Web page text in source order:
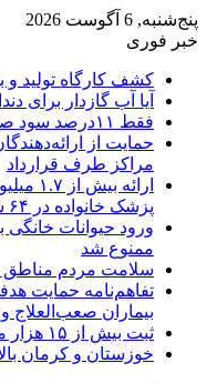
پنج‌شنبه, 6 آگوست 2026
خبر فوری
کشف کارگاه تولید و
آیا آب گازدار برای
فقط ۱۱‌درصد سود صنعت دارو تبدیل به نقدینگی شده است
حمایت از
مراکز طرف قرارداد
ارائه
پزشک خانواده در ۶۴ شهرستان
ورود حیوانات خانگی
ممنوع شد
سلامت مردم
تفاهم‌نامه حمایت
بیماران صعب‌العلاج
ثبت بیش از ۱۵ هزار مبتلا به هموفیلی در کشور
خوزستان و کرمان